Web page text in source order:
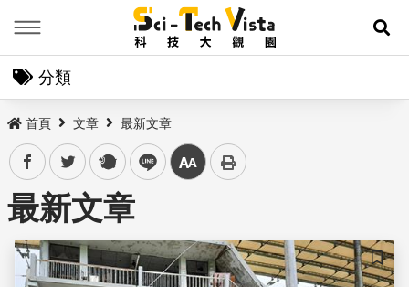
展
分類
首頁 文章 最新文章
facebooktwitter plurk line 中
最新文章
儲存